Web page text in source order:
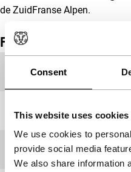
Consent
This website uses cookies
We use cookies to
provide social media
We also share information
de ZuidFranse Alpen.
Film details
Productieland Frankrijk
Jaar
Festivaleditie IFFR